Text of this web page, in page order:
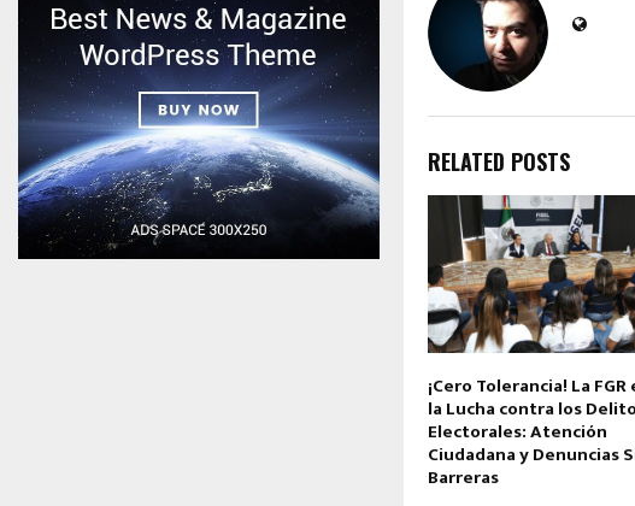
RELATED POSTS
¡Cero Tolerancia! La FGR
la Lucha contra los
Electorales: Atención
Ciudadana y Denuncias
Barreras